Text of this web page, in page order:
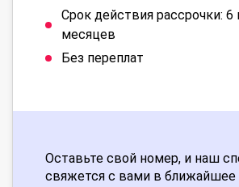
Срок действия рассрочки: 6
месяцев
Без переплат
Оставьте свой номер, и наш
свяжется с вами в ближайшее